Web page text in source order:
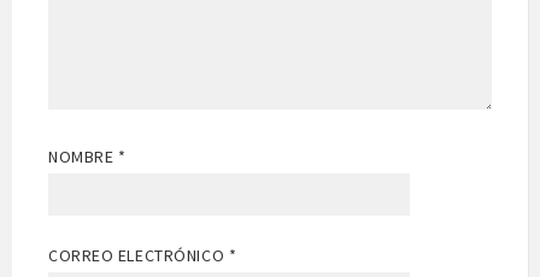
NOMBRE *
CORREO ELECTRÓNICO *